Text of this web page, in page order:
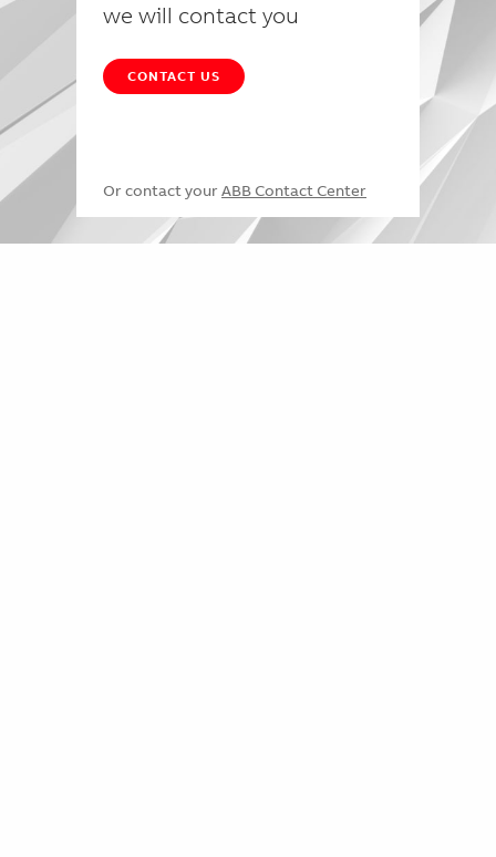
we will contact you
CONTACT US
Or contact your ABB Contact Center